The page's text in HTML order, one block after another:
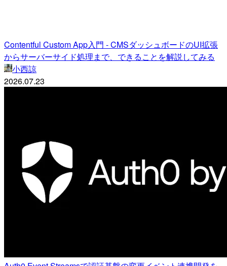
Contentful Custom App入門 - CMSダッシュボードのUI拡張
からサーバーサイド処理まで、できることを解説してみる
小西諒
2026.07.23